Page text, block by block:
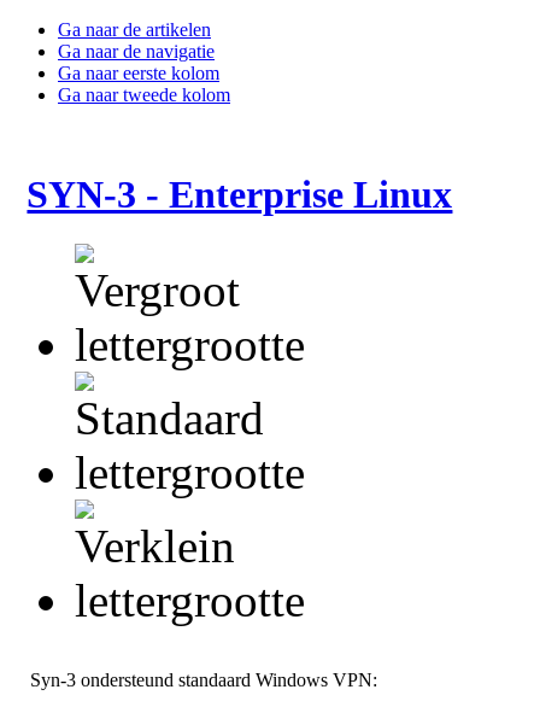
Ga naar de artikelen
Ga naar de navigatie
Ga naar eerste kolom
Ga naar tweede kolom
SYN-3 - Enterprise Linux
Syn-3 ondersteund standaard Windows VPN: